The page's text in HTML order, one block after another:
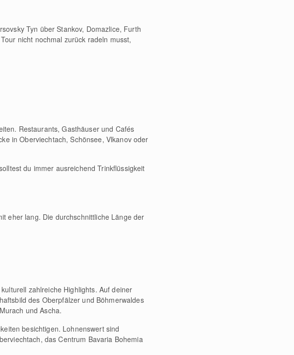
Tyn über Stankov, Domazlice, Furth
nicht nochmal zurück radeln musst,
Restaurants, Gasthäuser und Cafés
in Oberviechtach, Schönsee, Vlkanov oder
du immer ausreichend Trinkflüssigkeit
eher lang. Die durchschnittliche Länge der
zahlreiche Highlights. Auf deiner
des Oberpfälzer und Böhmerwaldes
und Ascha.
besichtigen. Lohnenswert sind
das Centrum Bavaria Bohemia